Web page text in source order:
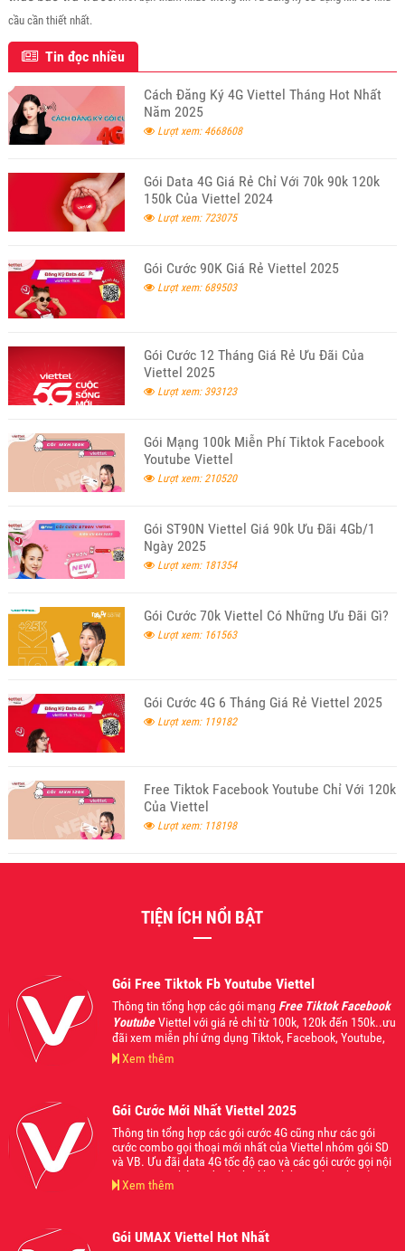
cầu cần thiết nhất.
Tin đọc nhiều
Cách Đăng Ký 4G Viettel Tháng Hot Nhất
Năm 2025
Lượt xem: 4668608
Gói Data 4G Giá Rẻ Chỉ Với 70k 90k 120k
150k Của Viettel 2024
Lượt xem: 723075
Gói Cước 90K Giá Rẻ Viettel 2025
Lượt xem: 689503
Gói Cước 12 Tháng Giá Rẻ Ưu Đãi Của
Viettel 2025
Lượt xem: 393123
Gói Mạng 100k Miễn Phí Tiktok Facebook
Youtube Viettel
Lượt xem: 210520
Gói ST90N Viettel Giá 90k Ưu Đãi 4Gb/1
Ngày 2025
Lượt xem: 181354
Gói Cước 70k Viettel Có Những Ưu Đãi Gì?
Lượt xem: 161563
Gói Cước 4G 6 Tháng Giá Rẻ Viettel 2025
Lượt xem: 119182
Free Tiktok Facebook Youtube Chỉ Với 120k
Của Viettel
Lượt xem: 118198
TIỆN ÍCH NỔI BẬT
Gói Free Tiktok Fb Youtube Viettel
Thông tin tổng hợp các gói mạng Free Tiktok Facebook
Youtube Viettel với giá rẻ chỉ từ 100k, 120k đến 150k..ưu
đãi xem miễn phí ứng dụng Tiktok, Facebook, Youtube,
bên cạnh đó còn áp dụng gọi nội mạng và liên mạng
Viettel kết hợp data 4G từ 1Gb cho đến 1.5Gb sử dụng
Xem thêm
Gói Cước Mới Nhất Viettel 2025
Thông tin tổng hợp các gói cước 4G cũng như các gói
cước combo gọi thoại mới nhất của Viettel nhóm gói SD
và VB. Ưu đãi data 4G tốc độ cao và các gói cước gọi nội
ngoại mạng thả ga dành cho khách hàng đăng ký sử
dụng, phù hợp với mọi nhu cầu và lứa tuổi, giá cực mềm
Xem thêm
Gói UMAX Viettel Hot Nhất